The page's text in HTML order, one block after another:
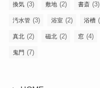
換気 (3) 敷地 (2) 書斎 (3)
汚水管 (3) 浴室 (2) 浴槽
真北 (2) 磁北 (2) 窓 (4)
鬼門 (7)